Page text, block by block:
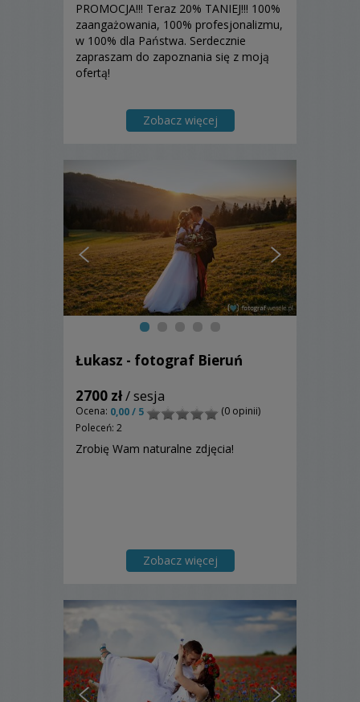
PROMOCJA!!! Teraz 20% TANIEJ!!! 100%
zaangażowania, 100% profesjonalizmu,
w 100% dla Państwa. Serdecznie
zapraszam do zapoznania się z moją
ofertą!
Zobacz więcej
Łukasz - fotograf Bieruń
2700 zł/ sesja
Ocena: 0,00 / 5
(0 opinii)
Poleceń: 2
Zrobię Wam naturalne zdjęcia!
Zobacz więcej